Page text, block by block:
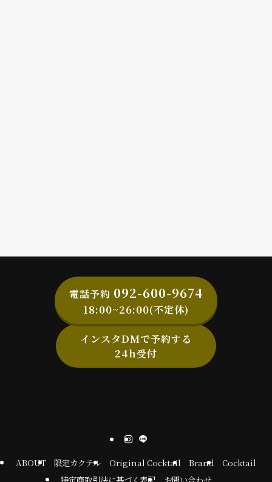
電話予約 092-600-9674
18:00~26:00(不定休)
インスタDMで予約する
24h受付
ABOUT 限定カクテル Original Cocktail Brand
Cocktail